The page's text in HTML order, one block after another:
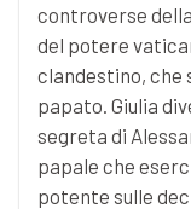
controverse
del potere
clandestino, che
papato. Giulia
segreta di
papale che
potente sulle